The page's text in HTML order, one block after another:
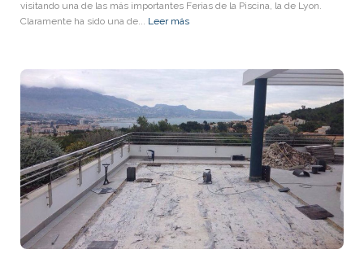
visitando una de las más importantes Ferias de la Piscina, la de Lyon.
Claramente ha sido una de... Leer más